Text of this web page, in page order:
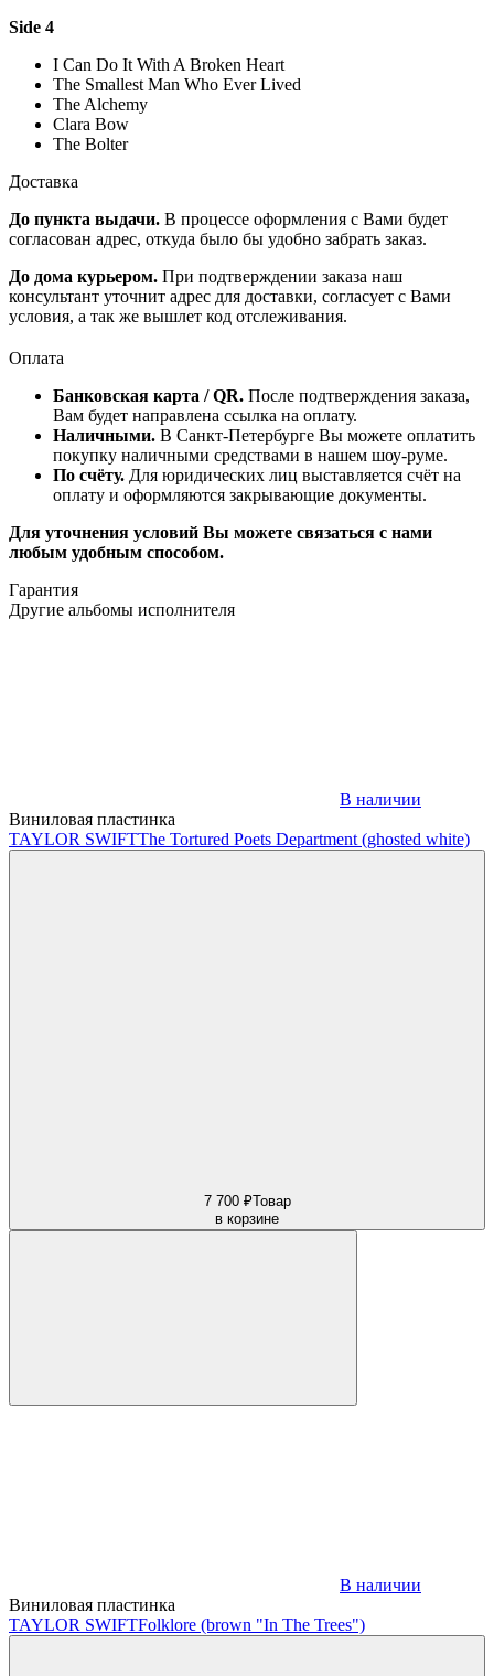
Side 4
I Can Do It With A Broken Heart
The Smallest Man Who Ever Lived
The Alchemy
Clara Bow
The Bolter
Доставка
До пункта выдачи. В процессе оформления с Вами будет
согласован адрес, откуда было бы удобно забрать заказ.
До дома курьером. При подтверждении заказа наш
консультант уточнит адрес для доставки, согласует с Вами
условия, а так же вышлет код отслеживания.
Оплата
Банковская карта / QR. После подтверждения заказа,
Вам будет направлена ссылка на оплату.
Наличными. В Санкт-Петербурге Вы можете оплатить
покупку наличными средствами в нашем шоу-руме.
По счёту. Для юридических лиц выставляется счёт на
оплату и оформляются закрывающие документы.
Для уточнения условий Вы можете связаться с нами
любым удобным способом.
Гарантия
Другие альбомы исполнителя
В наличии
Виниловая пластинка
TAYLOR SWIFTThe Tortured Poets Department (ghosted white)
7 700 ₽Товар
в корзине
В наличии
Виниловая пластинка
TAYLOR SWIFTFolklore (brown "In The Trees")